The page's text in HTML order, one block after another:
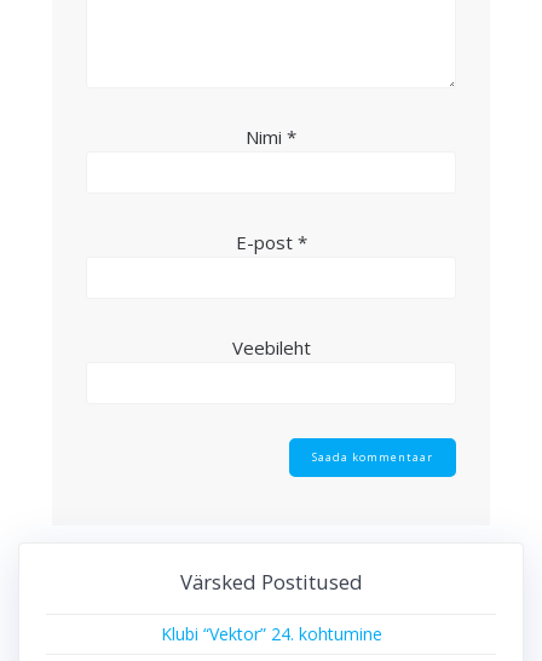
Nimi *
E-post *
Veebileht
Värsked Postitused
Klubi “Vektor” 24. kohtumine